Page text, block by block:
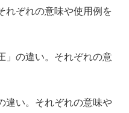
れぞれの意味や使用例を
」の違い。それぞれの意
違い。それぞれの意味や